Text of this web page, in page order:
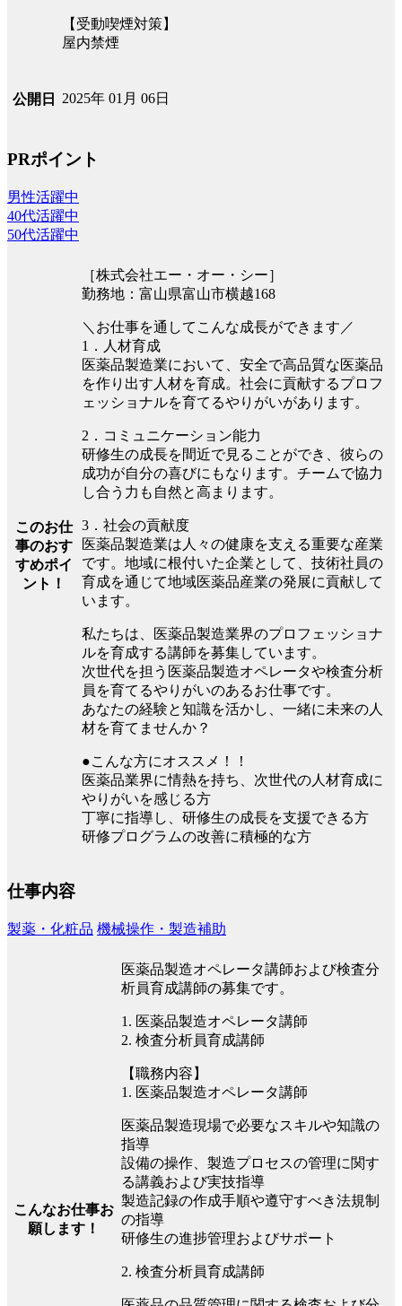
【受動喫煙対策】
屋内禁煙
公開日 2025年 01月 06日
PRポイント
男性活躍中
40代活躍中
50代活躍中
このお仕
事のおす
すめポイ
ント！
［株式会社エー・オー・シー］
勤務地：富山県富山市横越168
＼お仕事を通してこんな成長ができます／
1．人材育成
医薬品製造業において、安全で高品質な医薬品
を作り出す人材を育成。社会に貢献するプロフ
ェッショナルを育てるやりがいがあります。
2．コミュニケーション能力
研修生の成長を間近で見ることができ、彼らの
成功が自分の喜びにもなります。チームで協力
し合う力も自然と高まります。
3．社会の貢献度
医薬品製造業は人々の健康を支える重要な産業
です。地域に根付いた企業として、技術社員の
育成を通じて地域医薬品産業の発展に貢献して
います。
私たちは、医薬品製造業界のプロフェッショナ
ルを育成する講師を募集しています。
次世代を担う医薬品製造オペレータや検査分析
員を育てるやりがいのあるお仕事です。
あなたの経験と知識を活かし、一緒に未来の人
材を育てませんか？
●こんな方にオススメ！！
医薬品業界に情熱を持ち、次世代の人材育成に
やりがいを感じる方
丁寧に指導し、研修生の成長を支援できる方
研修プログラムの改善に積極的な方
仕事内容
製薬・化粧品 機械操作・製造補助
こんなお仕事お
願します！
医薬品製造オペレータ講師および検査分
析員育成講師の募集です。
1. 医薬品製造オペレータ講師
2. 検査分析員育成講師
【職務内容】
1. 医薬品製造オペレータ講師
医薬品製造現場で必要なスキルや知識の
指導
設備の操作、製造プロセスの管理に関す
る講義および実技指導
製造記録の作成手順や遵守すべき法規制
の指導
研修生の進捗管理およびサポート
2. 検査分析員育成講師